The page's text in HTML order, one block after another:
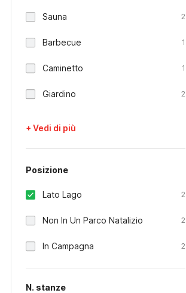
Sauna 2
Barbecue 1
Caminetto 1
Giardino 2
+ Vedi di più
Posizione
Lato Lago 2
Non In Un Parco Natalizio 2
In Campagna 2
N. stanze